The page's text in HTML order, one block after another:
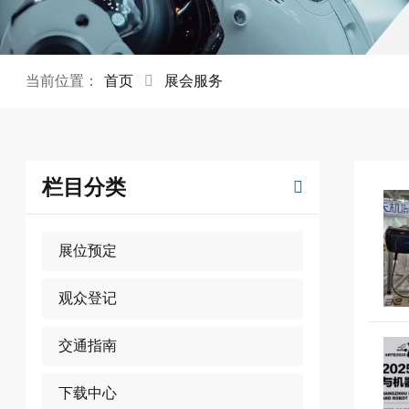
当前位置： 首页 展会服务
栏目分类
展位预定
观众登记
交通指南
下载中心